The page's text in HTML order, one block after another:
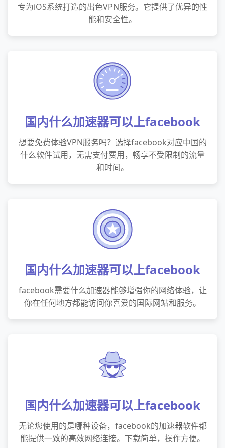
专为iOS系统打造的出色VPN服务。它提供了优异的性
能和安全性。
国内什么加速器可以上facebook
想要免费体验VPN服务吗？选择facebook对应中国的
什么软件试用，无需支付费用，畅享不受限制的流量
和时间。
国内什么加速器可以上facebook
facebook需要什么加速器能够增强你的网络体验，让
你在任何地方都能访问你喜爱的国际网站和服务。
国内什么加速器可以上facebook
无论您使用的是哪种设备，facebook的加速器软件都
能提供一致的高效网络连接。下载简单，操作方便。